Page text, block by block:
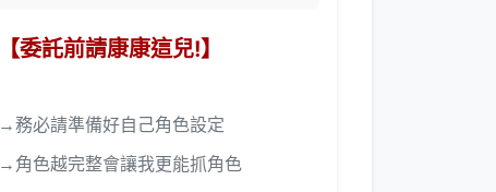
【委託前請康康這兒!】
→務必請準備好自己角色設定
→角色越完整會讓我更能抓角色